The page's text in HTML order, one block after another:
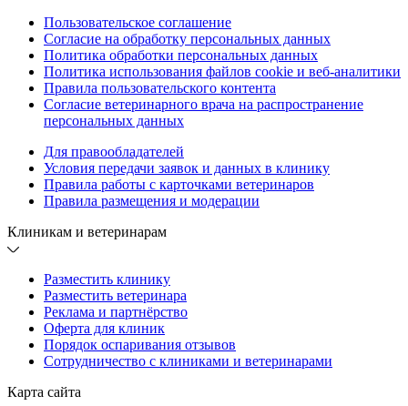
Пользовательское соглашение
Согласие на обработку персональных данных
Политика обработки персональных данных
Политика использования файлов cookie и веб-аналитики
Правила пользовательского контента
Согласие ветеринарного врача на распространение
персональных данных
Для правообладателей
Условия передачи заявок и данных в клинику
Правила работы с карточками ветеринаров
Правила размещения и модерации
Клиникам и ветеринарам
Разместить клинику
Разместить ветеринара
Реклама и партнёрство
Оферта для клиник
Порядок оспаривания отзывов
Сотрудничество с клиниками и ветеринарами
Карта сайта